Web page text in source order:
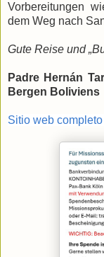
Vorbereitungen
dem Weg nach
Gute Reise und
Padre Hernán
Bergen Boliviens
Sitio web